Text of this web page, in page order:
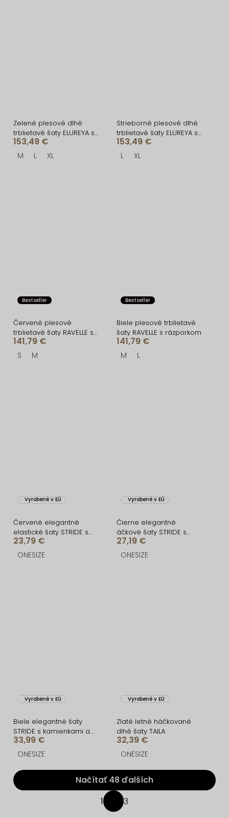
Zelené plesové dlhé
trblietavé šaty ELUREYA s
rázporkom
153,49 €
M L XL
Strieborné plesové dlhé
trblietavé šaty ELUREYA s
rázporkom
153,49 €
L XL
Bestseller
Červené plesové
trblietavé šaty RAVELLE s
rázporkom
141,79 €
S M
Bestseller
Biele plesové trblietavé
šaty RAVELLE s rázporkom
141,79 €
M L
Vyrobené v EÚ
Červené elegantné
elastické šaty STRIDE s
kamienkami
23,79 €
ONESIZE
Vyrobené v EÚ
Čierne elegantné
áčkové šaty STRIDE s
kamienkami
27,19 €
ONESIZE
Vyrobené v EÚ
Biele elegantné šaty
STRIDE s kamienkami a
výstrihom
33,99 €
ONESIZE
Vyrobené v EÚ
Zlaté letné háčkované
dlhé šaty TAILA
32,39 €
ONESIZE
O
v
Načítať 48 ďalších
1 3